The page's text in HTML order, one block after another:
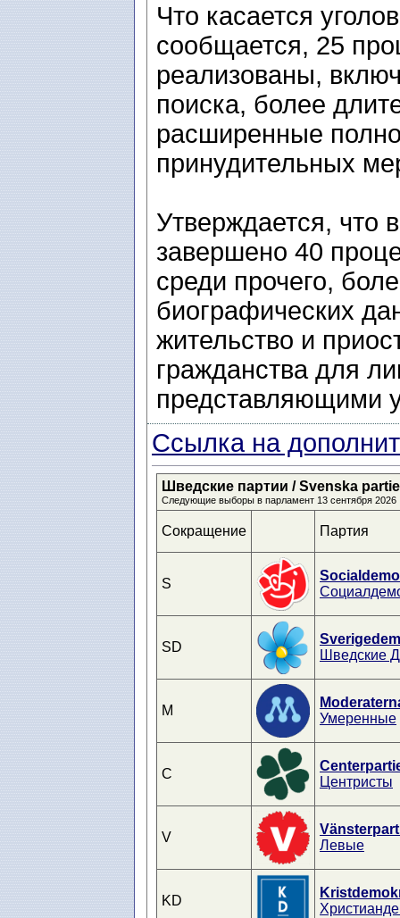
Что касается
сообщается, 25
реализованы,
поиска, более
расширенные
принудительных
Утверждается, что
завершено 40
среди прочего,
биографических
жительство и
гражданства для
представляющими
Ссылка на
Шведские партии / Svenska
Следующие выборы в парламент 13 сентября 2026
Сокращение Партия
S
SD
Шведские
M
Умеренные
C
Центристы
V
Левые
KD